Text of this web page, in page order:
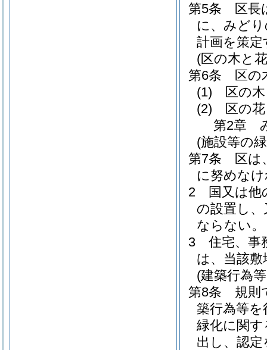
第5条
区長
に、みど
計画を策
(区の木と
第6条
区の
(1)
区の
(2)
区の
第2章
(施設等の
第7条
区は
に努めな
2
国又は
の設置し
ならない。
3
住宅、事
は、当該
(建築行為
第8条
規則
築行為等
緑化に関す
出し、認